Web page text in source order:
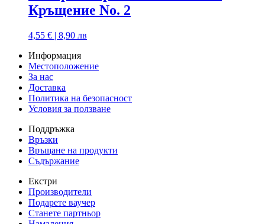
Кръщение No. 2
4,55 € | 8,90 лв
Информация
Местоположение
За нас
Доставка
Политика на безопасност
Условия за ползване
Поддръжка
Връзки
Връщане на продукти
Съдържание
Екстри
Производители
Подарете ваучер
Станете партньор